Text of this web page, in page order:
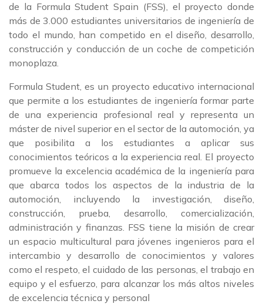
de la Formula Student Spain (FSS), el proyecto donde
más de 3.000 estudiantes universitarios de ingeniería de
todo el mundo, han competido en el diseño, desarrollo,
construcción y conducción de un coche de competición
monoplaza.
Formula Student, es un proyecto educativo internacional
que permite a los estudiantes de ingeniería formar parte
de una experiencia profesional real y representa un
máster de nivel superior en el sector de la automoción, ya
que posibilita a los estudiantes a aplicar sus
conocimientos teóricos a la experiencia real. El proyecto
promueve la excelencia académica de la ingeniería para
que abarca todos los aspectos de la industria de la
automoción, incluyendo la investigación, diseño,
construcción, prueba, desarrollo, comercialización,
administración y finanzas. FSS tiene la misión de crear
un espacio multicultural para jóvenes ingenieros para el
intercambio y desarrollo de conocimientos y valores
como el respeto, el cuidado de las personas, el trabajo en
equipo y el esfuerzo, para alcanzar los más altos niveles
de excelencia técnica y personal